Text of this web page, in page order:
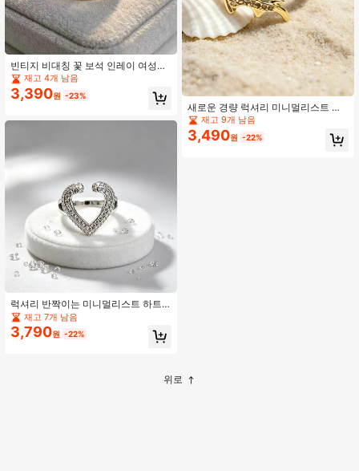
빈티지 비대칭 꽃 보석 인레이 여성용
골드 반지, 일상 착용에 적합, 고급스
럽고 정교하며 우아한, 데이트와 사진
촬영에 적합
재고 4개 남음
3,390원 -23%
럭셔리 반짝이는 미니멀리스트 하트
모양 보석 인레이 반지, 사랑의 상징,
데이트, 일상 착용 및 결혼식에 적합
재고 7개 남음
3,790원 -22%
새로운 경량 럭셔리 미니멀리스트 버
서타일 산호 모양 골드 반지, 일상 착
용, 모임, 데이트, 해변 휴가에 적합
재고 9개 남음
3,490원 -22%
위로